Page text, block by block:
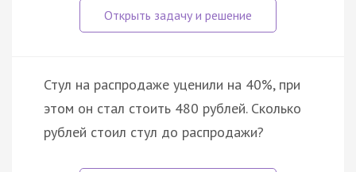
Стул на распродаже уценили на 40%, при
этом он стал стоить 480 рублей. Сколько
рублей стоил стул до распродажи?